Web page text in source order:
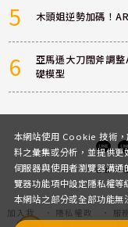
5 木頭姐逆勢加碼！
6
亞馬遜大刀闊斧調
礎模型
客服 討
加入我
們
隱私權政
服
本網站使用 Cookie 技術，
料之彙集或分析，並提供
伺服器與使用者瀏覽器溝
覽器功能項中設定隱私權
本網站之部分或全部功能無